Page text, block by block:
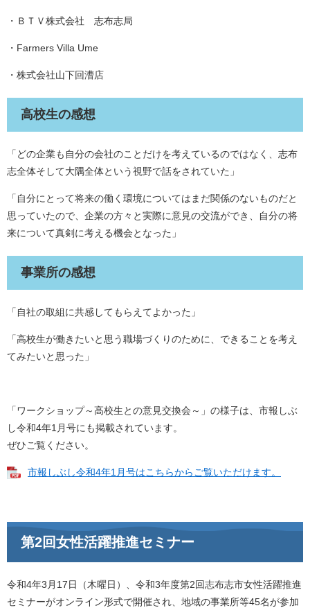
・ＢＴＶ株式会社 志布志局
・Farmers Villa Ume
・株式会社山下回漕店
高校生の感想
「どの企業も自分の会社のことだけを考えているのではなく、志布
志全体そして大隅全体という視野で話をされていた」
「自分にとって将来の働く環境についてはまだ関係のないものだと
思っていたので、企業の方々と実際に意見の交流ができ、自分の将
来について真剣に考える機会となった」
事業所の感想
「自社の取組に共感してもらえてよかった」
「高校生が働きたいと思う職場づくりのために、できることを考え
てみたいと思った」
「ワークショップ～高校生との意見交換会～」の様子は、市報しぶ
し令和4年1月号にも掲載されています。
ぜひご覧ください。
市報しぶし令和4年1月号はこちらからご覧いただけます。
第2回女性活躍推進セミナー
令和4年3月17日（木曜日）、令和3年度第2回志布志市女性活躍推進
セミナーがオンライン形式で開催され、地域の事業所等45名が参加